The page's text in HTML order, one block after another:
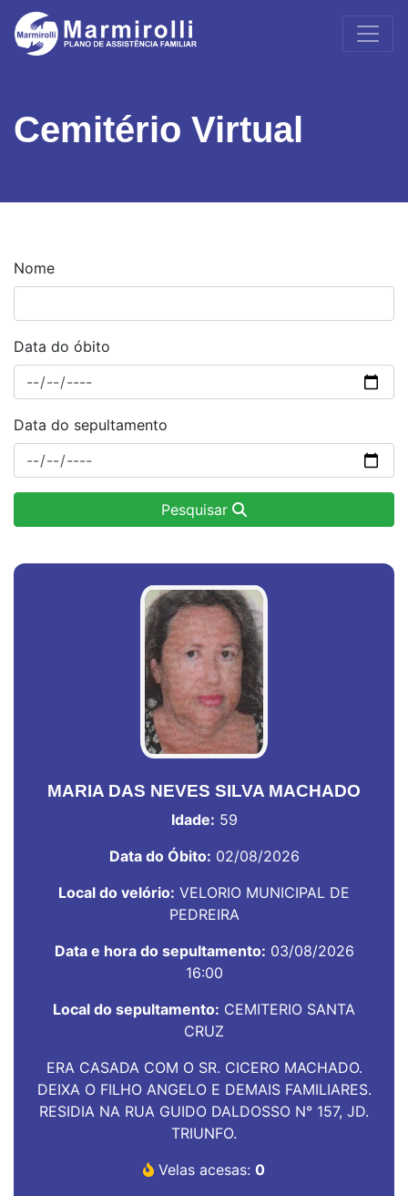
Cemitério Virtual
Nome
Data do óbito
Data do sepultamento
Pesquisar
MARIA DAS NEVES SILVA MACHADO
Idade: 59
Data do Óbito: 02/08/2026
Local do velório: VELORIO MUNICIPAL DE
PEDREIRA
Data e hora do sepultamento: 03/08/2026
16:00
Local do sepultamento: CEMITERIO SANTA
CRUZ
ERA CASADA COM O SR. CICERO MACHADO.
DEIXA O FILHO ANGELO E DEMAIS FAMILIARES.
RESIDIA NA RUA GUIDO DALDOSSO N° 157, JD.
TRIUNFO.
Velas acesas: 0